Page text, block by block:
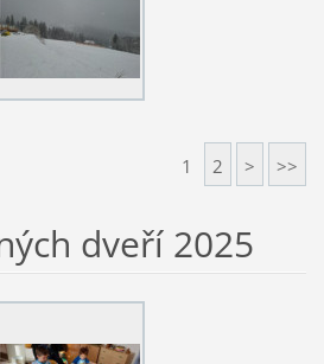
1 2 > >>
dveří 2025